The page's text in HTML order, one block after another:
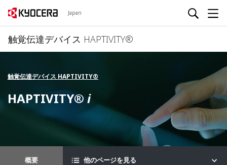
Japan
触覚伝達デバイス HAPTIVITY®
触覚伝達デバイス HAPTIVITY®
HAPTIVITY®︎i
概要 他のページを見る